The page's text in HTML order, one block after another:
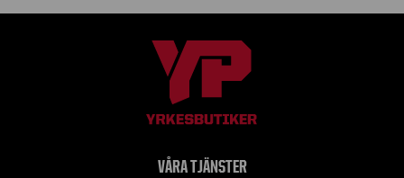
VÅRA TJÄNSTER